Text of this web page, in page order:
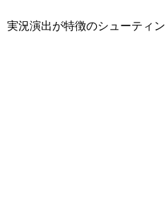
実況演出が特徴のシューティ